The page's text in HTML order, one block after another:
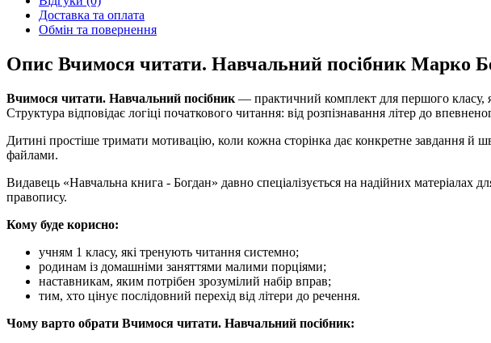
Доставка та оплата
Обмін та повернення
Опис Вчимося читати. Навчальний посібник Марко
Вчимося читати. Навчальний посібник — практичний комплект для першого класу,
Структура відповідає логіці початкового читання: від розпізнавання літер до
Дитині простіше тримати мотивацію, коли кожна сторінка дає конкретне завдання й
файлами.
Видавець «Навчальна книга - Богдан» давно спеціалізується на надійних
правопису.
Кому буде корисно:
учням 1 класу, які тренують читання системно;
родинам із домашніми заняттями малими порціями;
наставникам, яким потрібен зрозумілий набір вправ;
тим, хто цінує послідовний перехід від літери до речення.
Чому варто обрати Вчимося читати. Навчальний посібник: